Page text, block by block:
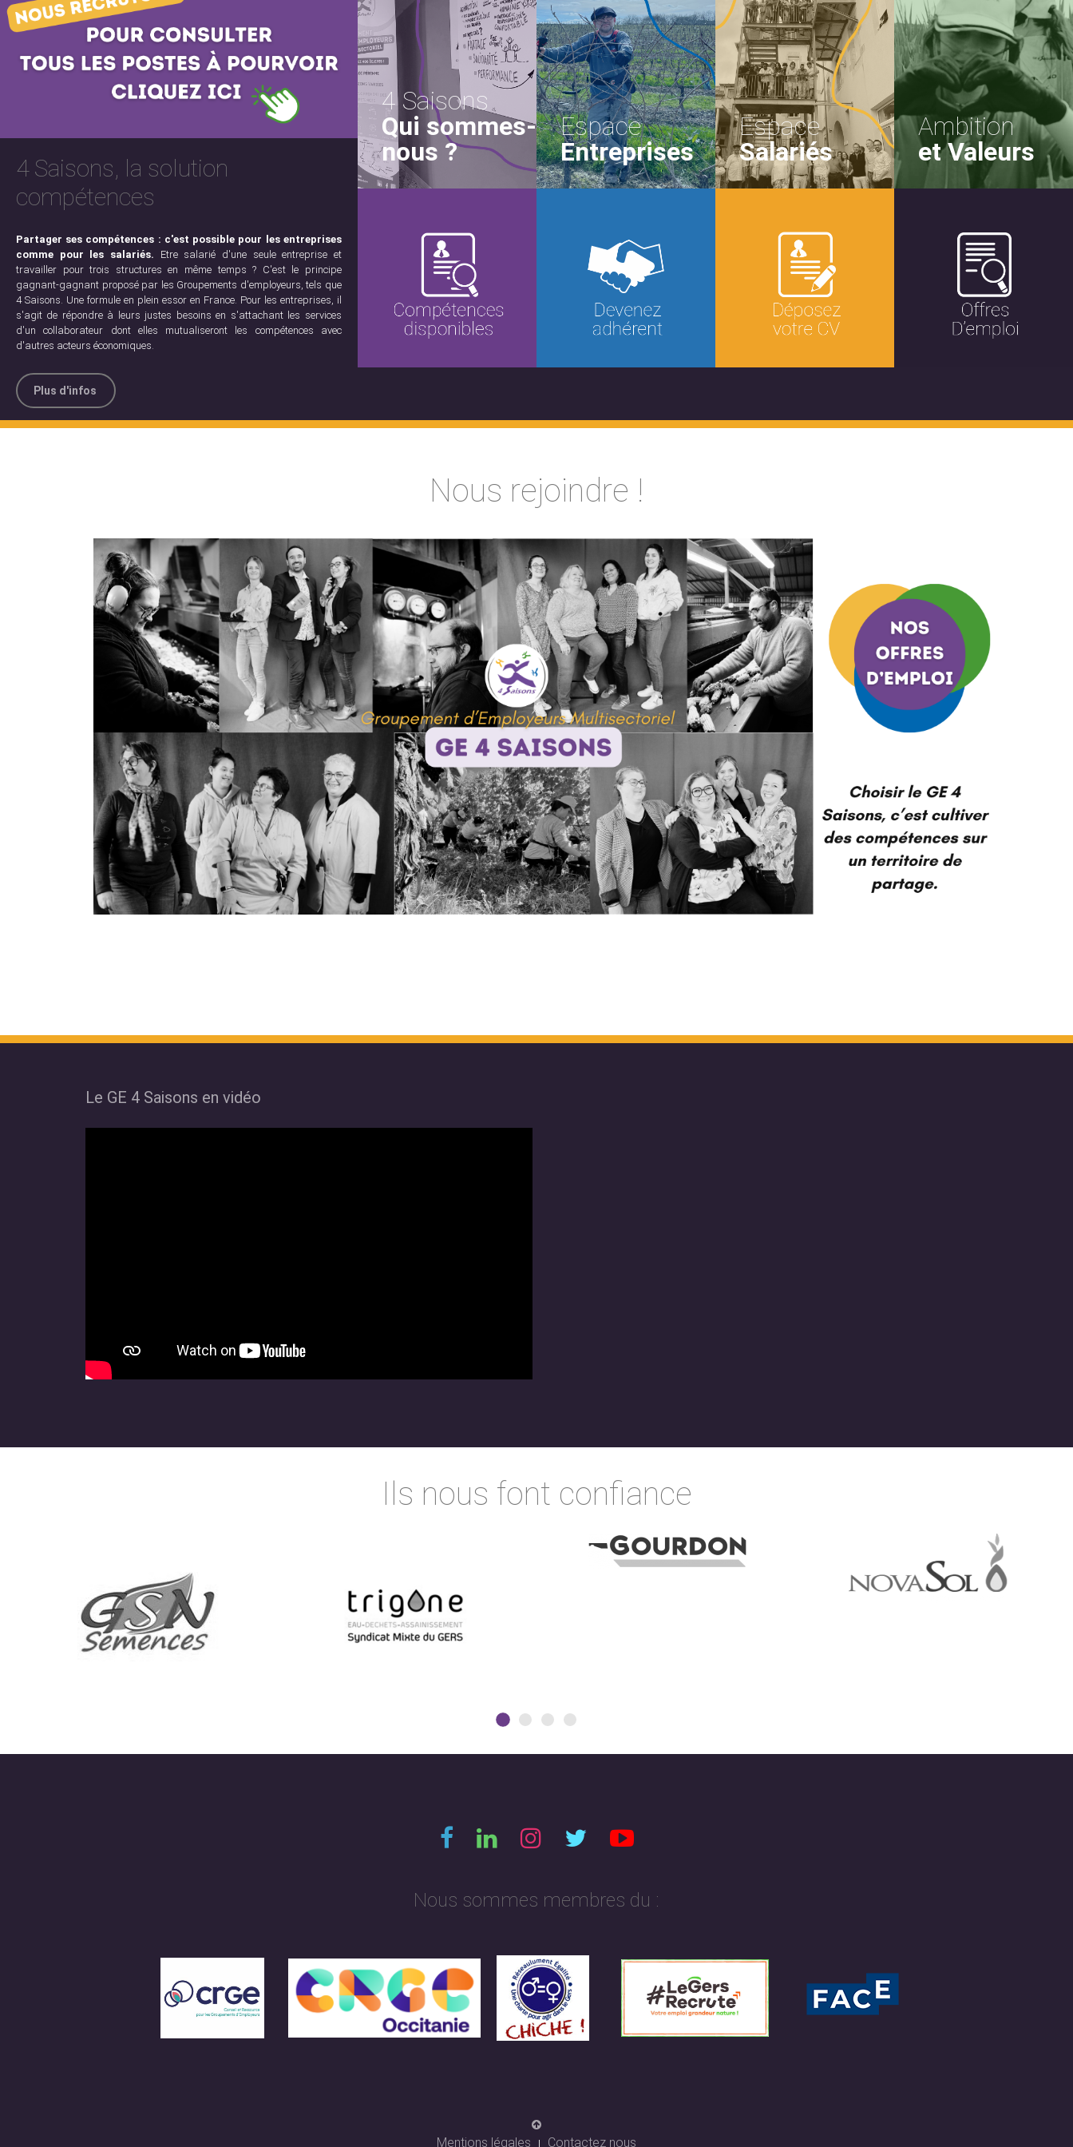
4 Saisons, la solution
compétences
Partager ses compétences : c'est possible pour les entreprises
comme pour les salariés. Etre salarié d'une seule entreprise et
travailler pour trois structures en même temps ? C'est le principe
gagnant-gagnant proposé par les Groupements d'employeurs, tels que
4 Saisons. Une formule en plein essor en France. Pour les entreprises, il
s'agit de répondre à leurs justes besoins en s'attachant les services
d'un collaborateur dont elles mutualiseront les compétences avec
d'autres acteurs économiques.
Plus d'infos
4 Saisons
Qui sommes-
nous ?
Espace
Entreprises
Espace
Salariés
Ambition
et Valeurs
Nous rejoindre !
Le GE 4 Saisons en vidéo
Ils nous font confiance
Nous sommes membres du :
Mentions légales Contactez nous